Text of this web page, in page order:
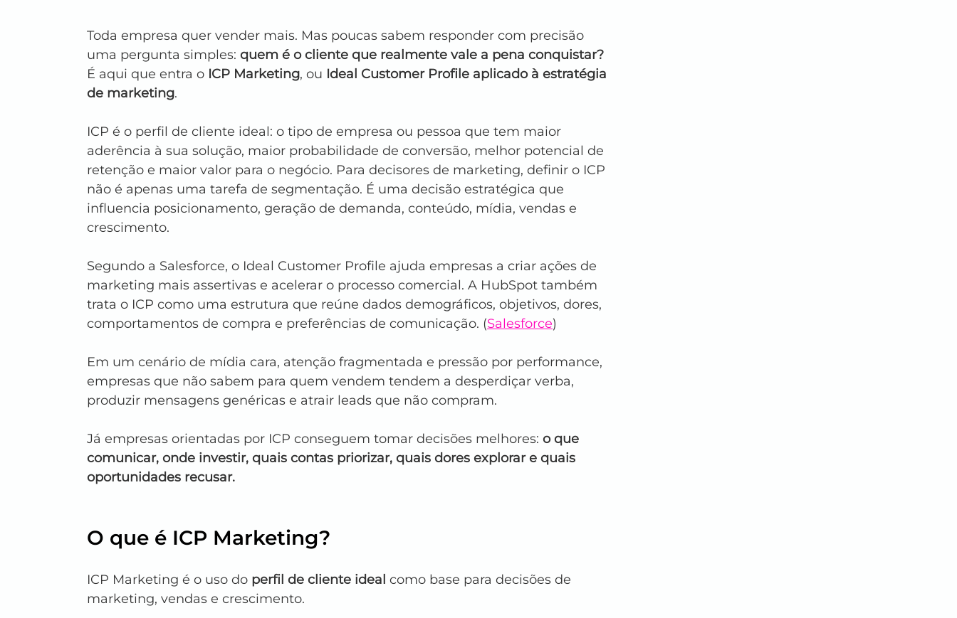
Toda empresa quer vender mais. Mas poucas sabem responder com precisão
uma pergunta simples: quem é o cliente que realmente vale a pena conquistar?
É aqui que entra o ICP Marketing, ou Ideal Customer Profile aplicado à estratégia
de marketing.
ICP é o perfil de cliente ideal: o tipo de empresa ou pessoa que tem maior
aderência à sua solução, maior probabilidade de conversão, melhor potencial de
retenção e maior valor para o negócio. Para decisores de marketing, definir o ICP
não é apenas uma tarefa de segmentação. É uma decisão estratégica que
influencia posicionamento, geração de demanda, conteúdo, mídia, vendas e
crescimento.
Segundo a Salesforce, o Ideal Customer Profile ajuda empresas a criar ações de
marketing mais assertivas e acelerar o processo comercial. A HubSpot também
trata o ICP como uma estrutura que reúne dados demográficos, objetivos, dores,
comportamentos de compra e preferências de comunicação. (Salesforce)
Em um cenário de mídia cara, atenção fragmentada e pressão por performance,
empresas que não sabem para quem vendem tendem a desperdiçar verba,
produzir mensagens genéricas e atrair leads que não compram.
Já empresas orientadas por ICP conseguem tomar decisões melhores: o que
comunicar, onde investir, quais contas priorizar, quais dores explorar e quais
oportunidades recusar.
O que é ICP Marketing?
ICP Marketing é o uso do perfil de cliente ideal como base para decisões de
marketing, vendas e crescimento.